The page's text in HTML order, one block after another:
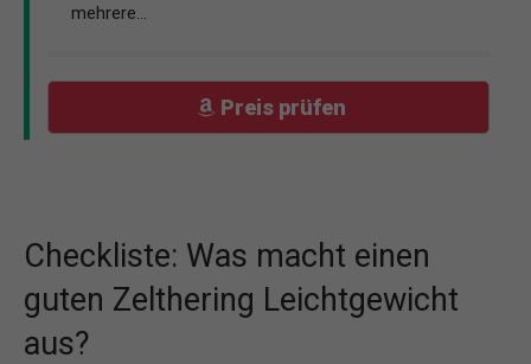
mehrere...
Preis prüfen
Checkliste: Was macht einen
guten Zelthering Leichtgewicht
aus?